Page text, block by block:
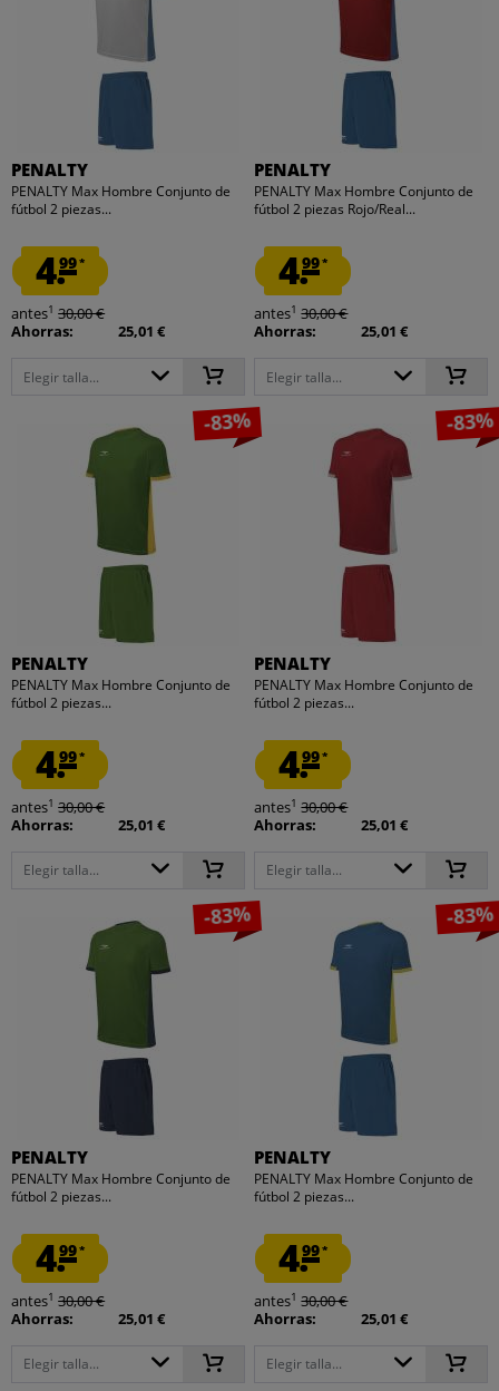
PENALTY
PENALTY Max Hombre Conjunto de
fútbol 2 piezas...
4.99*
antes1 30,00 €
Ahorras:
25,01 €
Elegir talla...
PENALTY
PENALTY Max Hombre Conjunto de
fútbol 2 piezas Rojo/Real...
4.99*
antes1 30,00 €
Ahorras:
25,01 €
Elegir talla...
-83%
PENALTY
PENALTY Max Hombre Conjunto de
fútbol 2 piezas...
4.99*
antes1 30,00 €
Ahorras:
25,01 €
Elegir talla...
-83%
PENALTY
PENALTY Max Hombre Conjunto de
fútbol 2 piezas...
4.99*
antes1 30,00 €
Ahorras:
25,01 €
Elegir talla...
-83%
PENALTY
PENALTY Max Hombre Conjunto de
fútbol 2 piezas...
4.99*
antes1 30,00 €
Ahorras:
25,01 €
Elegir talla...
-83%
PENALTY
PENALTY Max Hombre Conjunto de
fútbol 2 piezas...
4.99*
antes1 30,00 €
Ahorras:
25,01 €
Elegir talla...